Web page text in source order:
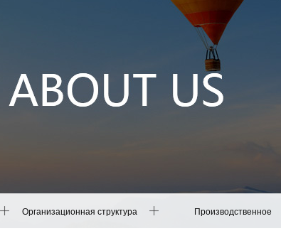
Организационная структура Производственное